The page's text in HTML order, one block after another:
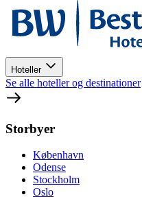
Hoteller
Se alle hoteller og destinationer
Storbyer
København
Odense
Stockholm
Oslo